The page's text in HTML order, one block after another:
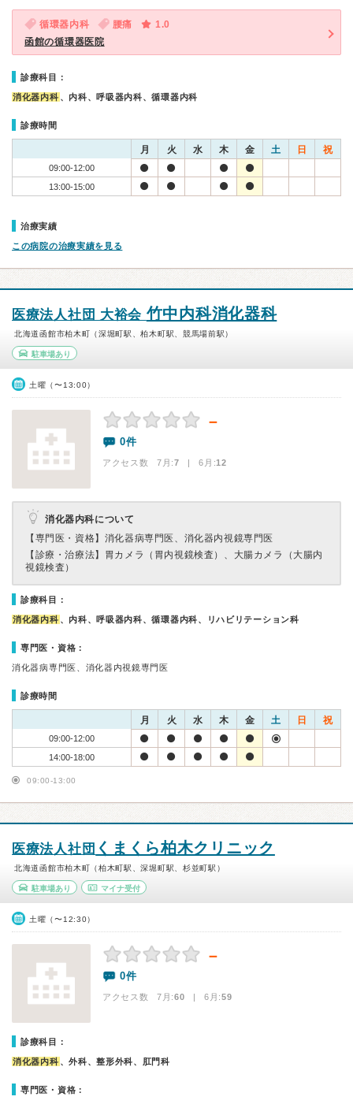
循環器内科 腰痛
1.0
函館の循環器医院
診療科目：
消化器内科 、内科、呼吸器内科、循環器内科
診療時間
月 火 水 木 金 土 日 祝
09:00-12:00
13:00-15:00
治療実績
この病院の治療実績を見る
医療法人社団 大裕会 竹中内科消化器科
北海道函館市柏木町（深堀町駅、柏木町駅、競馬場前駅）
駐車場あり
土曜（〜13:00）
－
0件
アクセス数 7月:7 | 6月:12
消化器内科について
【専門医・資格】 消化器病専門医、消化器内視鏡専門医
【診療・治療法】 胃カメラ（胃内視鏡検査）、大腸カメラ（大腸内
視鏡検査）
診療科目：
消化器内科 、内科、呼吸器内科、循環器内科、リハビリテーション科
専門医・資格：
消化器病専門医、消化器内視鏡専門医
診療時間
月 火 水 木 金 土 日 祝
09:00-12:00
14:00-18:00
09:00-13:00
医療法人社団 くまくら柏木クリニック
北海道函館市柏木町（柏木町駅、深堀町駅、杉並町駅）
駐車場あり マイナ受付
土曜（〜12:30）
－
0件
アクセス数 7月:60 | 6月:59
診療科目：
消化器内科 、外科、整形外科、肛門科
専門医・資格：